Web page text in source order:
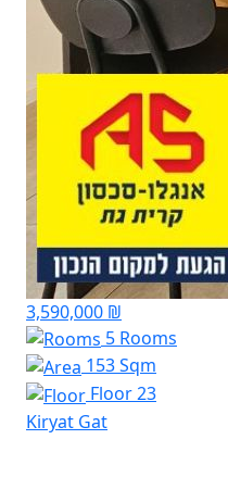
3,590,000 ₪
5 Rooms
153 Sqm
Floor 23
Kiryat Gat